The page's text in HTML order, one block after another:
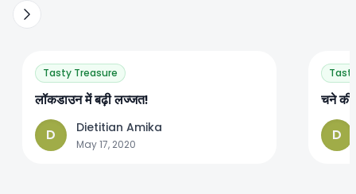
Tasty Treasure
लॉकडाउन में बढ़ी लज्जत!
D
Dietitian Amika
May 17, 2020
चने की
D